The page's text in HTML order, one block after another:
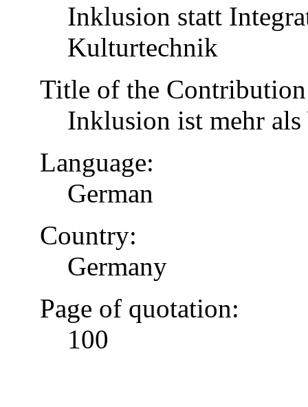
Inklusion statt
Kulturtechnik
Title of the
Inklusion ist mehr
Language:
German
Country:
Germany
Page of quotation:
100